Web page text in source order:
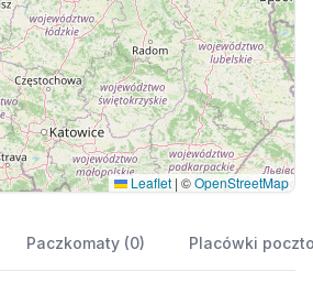
Leaflet | ©OpenStreetMap
Paczkomaty (0) Placówki